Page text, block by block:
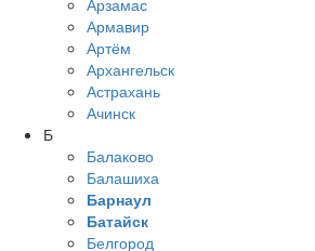
Арзамас
Армавир
Артём
Архангельск
Астрахань
Ачинск
Б
Балаково
Балашиха
Барнаул
Батайск
Белгород